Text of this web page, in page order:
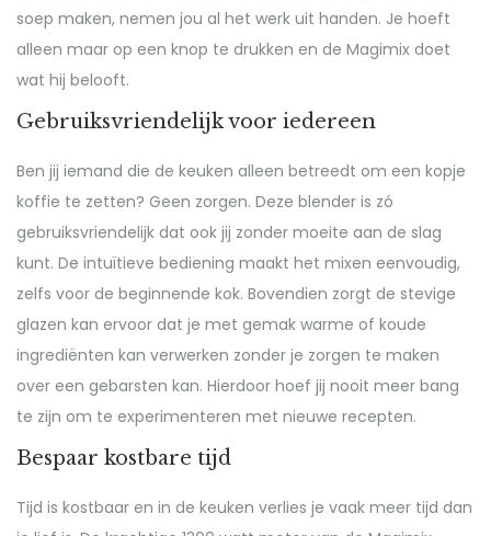
soep maken, nemen jou al het werk uit handen. Je hoeft
alleen maar op een knop te drukken en de Magimix doet
wat hij belooft.
Gebruiksvriendelijk voor iedereen
Ben jij iemand die de keuken alleen betreedt om een kopje
koffie te zetten? Geen zorgen. Deze blender is zó
gebruiksvriendelijk dat ook jij zonder moeite aan de slag
kunt. De intuïtieve bediening maakt het mixen eenvoudig,
zelfs voor de beginnende kok. Bovendien zorgt de stevige
glazen kan ervoor dat je met gemak warme of koude
ingrediënten kan verwerken zonder je zorgen te maken
over een gebarsten kan. Hierdoor hoef jij nooit meer bang
te zijn om te experimenteren met nieuwe recepten.
Bespaar kostbare tijd
Tijd is kostbaar en in de keuken verlies je vaak meer tijd dan